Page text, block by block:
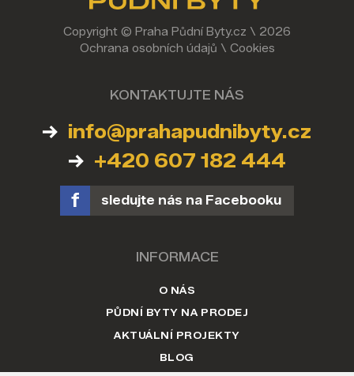
Copyright © Praha Půdní Byty.cz \ 2026
Ochrana osobních údajů \ Cookies
KONTAKTUJTE NÁS
info@prahapudnibyty.cz
+420 607 182 444
sledujte nás na Facebooku
INFORMACE
O NÁS
PŮDNÍ BYTY NA PRODEJ
AKTUÁLNÍ PROJEKTY
BLOG